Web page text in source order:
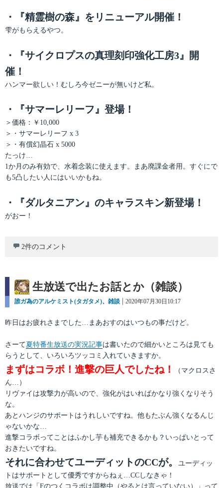
・『精霊樹の森』をリニューアル開催！
雫がもらえるやつ。
・『サイクロプスの真理刻印強化工房3』開
催！
ハンマー欲しい！むしろ今ゼニーが無いけど私。
・『サマーレリーフ』登場！
＞価格：￥10,000
＞・サマーレリーフ x 3
＞・有償幻晶石 x 5000
たっけ…
1か月のみ有効で、水着念装に使えます。まあ廃課金者用。すぐにで
も5凸したい人にはいいかもね。
・『ダルタニアン』のキャラスキン新登場！
がおー！
2件のコメント
生放送で出たお話とか（雑談）
カ
ゴ
誰ガ為のアルケミスト(タガタメ)、 雑談
投
日:
2020年07月30日10:17
昨日はお疲れさまでした…まあおすのはいつもの事だけど。
さーて夏特番生放送の実況記事は書いたので細かいところは見ても
らうとして、いろいろツッコミ入れていきますか。
まずはコラボ！進撃の巨人でしたね！
（マクロスさ
ん…）
リヴァイは攻撃力が高いので、強化がはいればかなり強くなりそう
な。
あとハンジのサポートはうれしいですね。他もたぶん強くなるんじ
ゃないかな…
進撃コラボってことはふかし芋も補充できるかも？いっぱいとって
おきたいですね。
それに合わせてユーディットのCCが。
ユーディッ
トはサポートとして優秀ですからねぇ…CCしなきゃ！
放送では「Fのつくコラボは調整中（やるとは言っていない）」って